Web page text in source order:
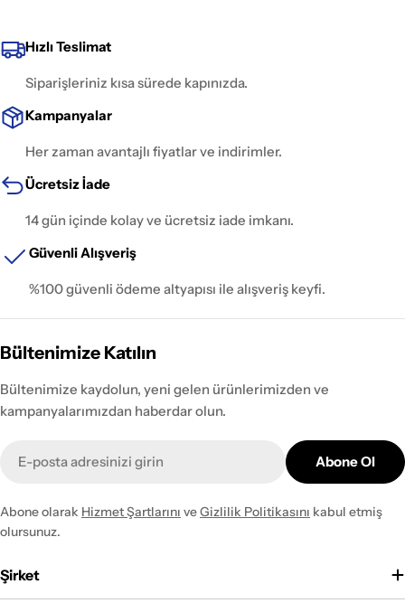
Hızlı Teslimat
Siparişleriniz kısa sürede kapınızda.
Kampanyalar
Her zaman avantajlı fiyatlar ve indirimler.
Ücretsiz İade
14 gün içinde kolay ve ücretsiz iade imkanı.
Güvenli Alışveriş
%100 güvenli ödeme altyapısı ile alışveriş keyfi.
Bültenimize Katılın
Bültenimize kaydolun, yeni gelen ürünlerimizden ve
kampanyalarımızdan haberdar olun.
posta
Abone Ol
Abone olarak Hizmet Şartlarını veGizlilik Politikasını kabul etmiş
olursunuz.
Şirket